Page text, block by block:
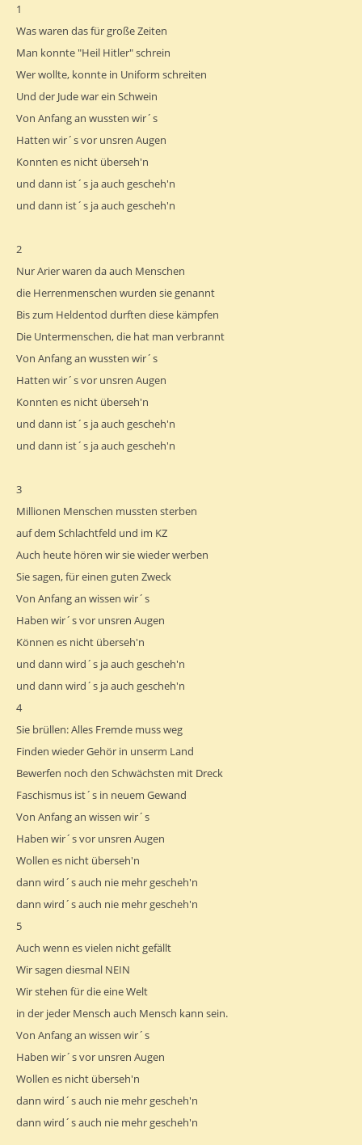
1
Was waren das für große Zeiten
Man konnte "Heil Hitler" schrein
Wer wollte, konnte in Uniform schreiten
Und der Jude war ein Schwein
Von Anfang an wussten wir´s
Hatten wir´s vor unsren Augen
Konnten es nicht überseh'n
und dann ist´s ja auch gescheh'n
und dann ist´s ja auch gescheh'n
2
Nur Arier waren da auch Menschen
die Herrenmenschen wurden sie genannt
Bis zum Heldentod durften diese kämpfen
Die Untermenschen, die hat man verbrannt
Von Anfang an wussten wir´s
Hatten wir´s vor unsren Augen
Konnten es nicht überseh'n
und dann ist´s ja auch gescheh'n
und dann ist´s ja auch gescheh'n
3
Millionen Menschen mussten sterben
auf dem Schlachtfeld und im KZ
Auch heute hören wir sie wieder werben
Sie sagen, für einen guten Zweck
Von Anfang an wissen wir´s
Haben wir´s vor unsren Augen
Können es nicht überseh'n
und dann wird´s ja auch gescheh'n
und dann wird´s ja auch gescheh'n
4
Sie brüllen: Alles Fremde muss weg
Finden wieder Gehör in unserm Land
Bewerfen noch den Schwächsten mit Dreck
Faschismus ist´s in neuem Gewand
Von Anfang an wissen wir´s
Haben wir´s vor unsren Augen
Wollen es nicht überseh'n
dann wird´s auch nie mehr gescheh'n
dann wird´s auch nie mehr gescheh'n
5
Auch wenn es vielen nicht gefällt
Wir sagen diesmal NEIN
Wir stehen für die eine Welt
in der jeder Mensch auch Mensch kann sein.
Von Anfang an wissen wir´s
Haben wir´s vor unsren Augen
Wollen es nicht überseh'n
dann wird´s auch nie mehr gescheh'n
dann wird´s auch nie mehr gescheh'n